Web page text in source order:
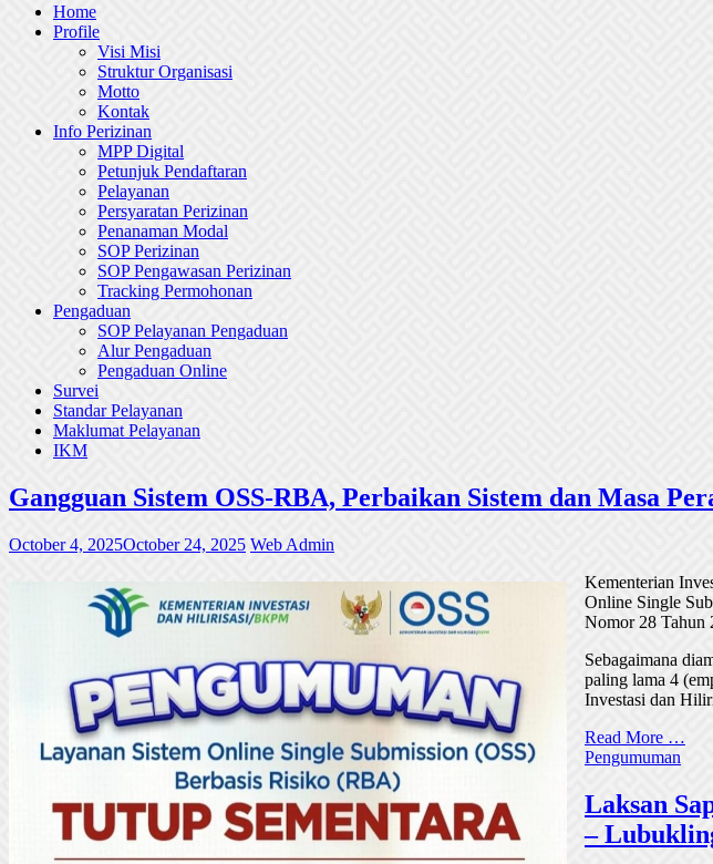
Home
Profile
Visi Misi
Struktur Organisasi
Motto
Kontak
Info Perizinan
MPP Digital
Petunjuk Pendaftaran
Pelayanan
Persyaratan Perizinan
Penanaman Modal
SOP Perizinan
SOP Pengawasan Perizinan
Tracking Permohonan
Pengaduan
SOP Pelayanan Pengaduan
Alur Pengaduan
Pengaduan Online
Survei
Standar Pelayanan
Maklumat Pelayanan
IKM
Gangguan Sistem OSS-RBA, Perbaikan Sistem dan Masa
October 4, 2025October 24, 2025 Web Admin
Kementerian
Online Single
Nomor 28 Tahun
Sebagaimana
paling lama 4
Investasi dan
Read More …
Pengumuman
Laksan
–